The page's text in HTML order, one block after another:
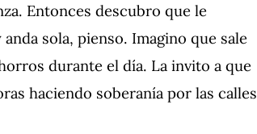
. Entonces descubro que le
sola, pienso. Imagino que sale
durante el día. La invito a que
haciendo soberanía por las calles